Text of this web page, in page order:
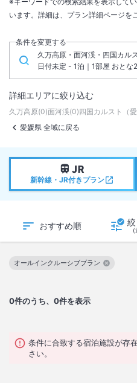
います。詳細は、プラン詳細ページを
条件を変更する
久万高原・面河渓・四国カル
日付未定 - 1泊｜1部屋 おとな
詳細エリアに絞り込む
久万高原(0)面河渓(0)四国カルスト（愛
愛媛県 全域に戻る
新幹線・JR付きプラン
おすすめ順 (
0件のうち、0件を表示
オールインクルーシブプラン
この絞り込み条件を解除
条件に合致する宿泊施設が存
さい。